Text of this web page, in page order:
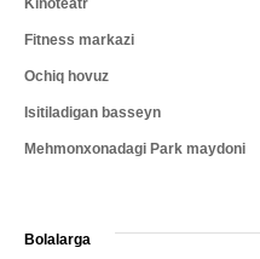
Kinoteatr
Fitness markazi
Ochiq hovuz
Isitiladigan basseyn
Mehmonxonadagi Park maydoni
Bolalarga